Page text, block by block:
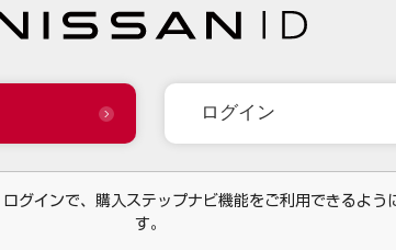
ログイン
グインで、購入ステップナビ機能をご利用できるよう
す。